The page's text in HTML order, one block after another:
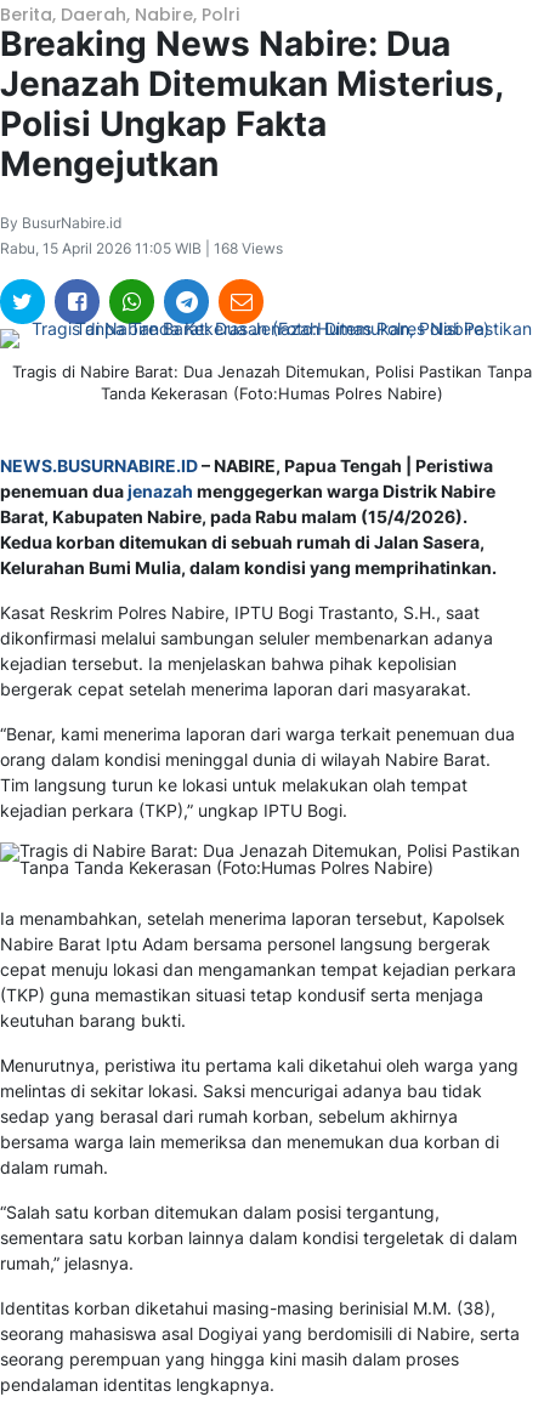
Berita, Daerah, Nabire, Polri
Breaking News Nabire: Dua
Jenazah Ditemukan Misterius,
Polisi Ungkap Fakta
Mengejutkan
By BusurNabire.id
Rabu, 15 April 2026 11:05 WIB | 168 Views
Tragis di Nabire Barat: Dua Jenazah Ditemukan, Polisi Pastikan Tanpa
Tanda Kekerasan (Foto:Humas Polres Nabire)
NEWS.BUSURNABIRE.ID– NABIRE, Papua Tengah | Peristiwa
penemuan duajenazah menggegerkan warga Distrik Nabire
Barat, Kabupaten Nabire, pada Rabu malam (15/4/2026).
Kedua korban ditemukan di sebuah rumah di Jalan Sasera,
Kelurahan Bumi Mulia, dalam kondisi yang memprihatinkan.
Kasat Reskrim Polres Nabire, IPTU Bogi Trastanto, S.H., saat
dikonfirmasi melalui sambungan seluler membenarkan adanya
kejadian tersebut. Ia menjelaskan bahwa pihak kepolisian
bergerak cepat setelah menerima laporan dari masyarakat.
“Benar, kami menerima laporan dari warga terkait penemuan dua
orang dalam kondisi meninggal dunia di wilayah Nabire Barat.
Tim langsung turun ke lokasi untuk melakukan olah tempat
kejadian perkara (TKP),” ungkap IPTU Bogi.
Ia menambahkan, setelah menerima laporan tersebut, Kapolsek
Nabire Barat Iptu Adam bersama personel langsung bergerak
cepat menuju lokasi dan mengamankan tempat kejadian perkara
(TKP) guna memastikan situasi tetap kondusif serta menjaga
keutuhan barang bukti.
Menurutnya, peristiwa itu pertama kali diketahui oleh warga yang
melintas di sekitar lokasi. Saksi mencurigai adanya bau tidak
sedap yang berasal dari rumah korban, sebelum akhirnya
bersama warga lain memeriksa dan menemukan dua korban di
dalam rumah.
“Salah satu korban ditemukan dalam posisi tergantung,
sementara satu korban lainnya dalam kondisi tergeletak di dalam
rumah,” jelasnya.
Identitas korban diketahui masing-masing berinisial M.M. (38),
seorang mahasiswa asal Dogiyai yang berdomisili di Nabire, serta
seorang perempuan yang hingga kini masih dalam proses
pendalaman identitas lengkapnya.